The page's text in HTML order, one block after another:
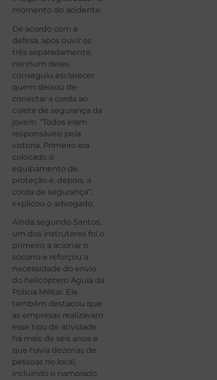
momento do acidente.
De acordo com a
defesa, após ouvir os
três separadamente,
nenhum deles
conseguiu esclarecer
quem deixou de
conectar a corda ao
colete de segurança da
jovem. “Todos eram
responsáveis pela
vistoria. Primeiro era
colocado o
equipamento de
proteção e, depois, a
corda de segurança”,
explicou o advogado.
Ainda segundo Santos,
um dos instrutores foi o
primeiro a acionar o
socorro e reforçou a
necessidade do envio
do helicóptero Águia da
Polícia Militar. Ele
também destacou que
as empresas realizavam
esse tipo de atividade
há mais de seis anos e
que havia dezenas de
pessoas no local,
incluindo o namorado